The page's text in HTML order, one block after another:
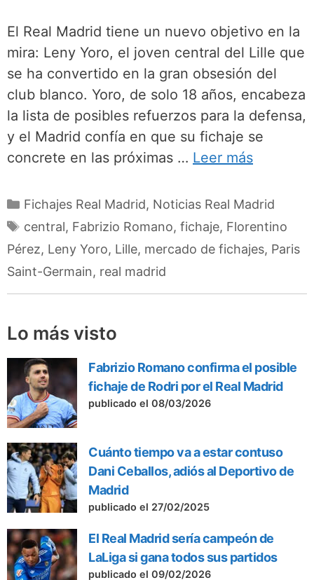
El Real Madrid tiene un nuevo objetivo en la
mira: Leny Yoro, el joven central del Lille que
se ha convertido en la gran obsesión del
club blanco. Yoro, de solo 18 años, encabeza
la lista de posibles refuerzos para la defensa,
y el Madrid confía en que su fichaje se
concrete en las próximas … Leer más
Categorías
Fichajes Real Madrid, Noticias Real Madrid
Etiquetas
central, Fabrizio Romano, fichaje, Florentino
Pérez, Leny Yoro, Lille, mercado de fichajes, Paris
Saint-Germain, real madrid
Lo más visto
Fabrizio Romano confirma el posible
fichaje de Rodri por el Real Madrid
publicado el 08/03/2026
Cuánto tiempo va a estar contuso
Dani Ceballos, adiós al Deportivo de
Madrid
publicado el 27/02/2025
El Real Madrid sería campeón de
LaLiga si gana todos sus partidos
publicado el 09/02/2026